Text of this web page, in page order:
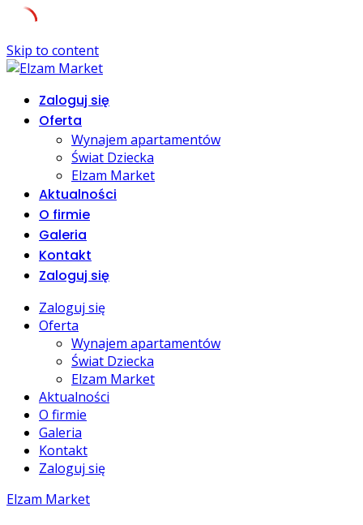
Skip to content
Zaloguj się
Oferta
Wynajem apartamentów
Świat Dziecka
Elzam Market
Aktualności
O firmie
Galeria
Kontakt
Zaloguj się
Zaloguj się
Oferta
Wynajem apartamentów
Świat Dziecka
Elzam Market
Aktualności
O firmie
Galeria
Kontakt
Zaloguj się
Elzam Market